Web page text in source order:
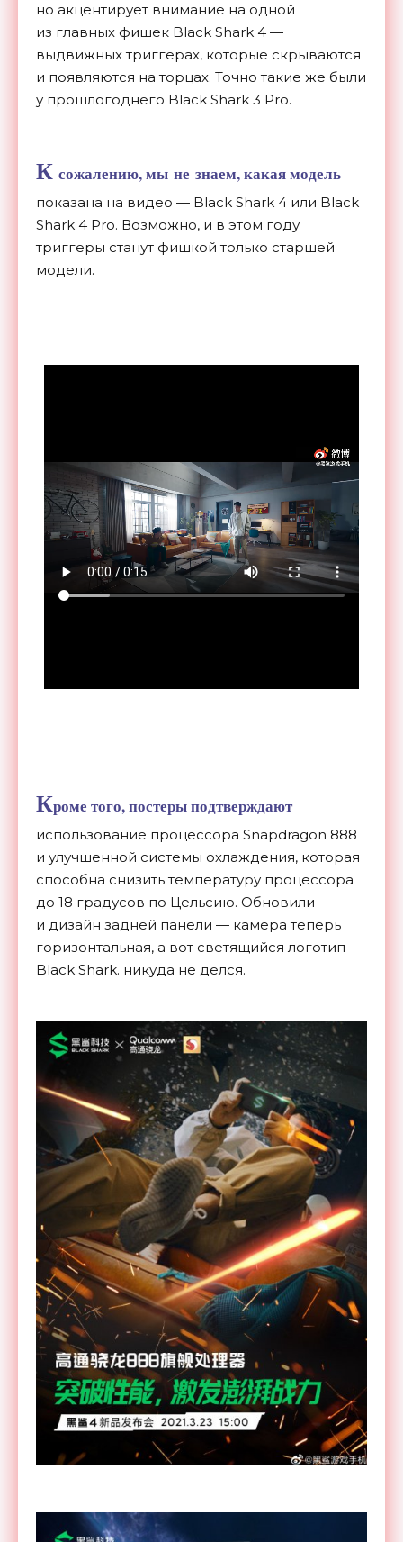
но акцентирует внимание на одной
из главных фишек Black Shark 4 —
выдвижных триггерах, которые скрываются
и появляются на торцах. Точно такие же были
у прошлогоднего Black Shark 3 Pro.
К сожалению, мы не знаем, какая модель
показана на видео — Black Shark 4 или Black
Shark 4 Pro. Возможно, и в этом году
триггеры станут фишкой только старшей
модели.
Кроме того, постеры подтверждают
использование процессора Snapdragon 888
и улучшенной системы охлаждения, которая
способна снизить температуру процессора
до 18 градусов по Цельсию. Обновили
и дизайн задней панели — камера теперь
горизонтальная, а вот светящийся логотип
Black Shark. никуда не делся.